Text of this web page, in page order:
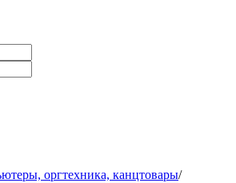
оргтехника, канцтовары/